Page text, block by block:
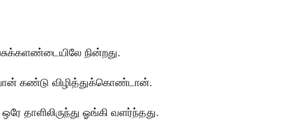
நின்றது.
கண்டு விழித்துக்கொண்டான்.
தாளிலிருந்து ஓங்கி வளர்ந்தது.